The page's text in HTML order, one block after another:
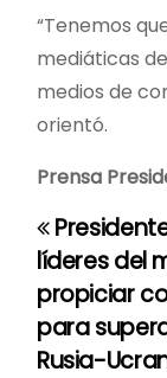
“Tenemos
mediáticas
medios de
orientó.
Prensa
N
a
v
líderes del
propiciar
para
Rusia-